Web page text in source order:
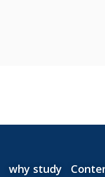
why study